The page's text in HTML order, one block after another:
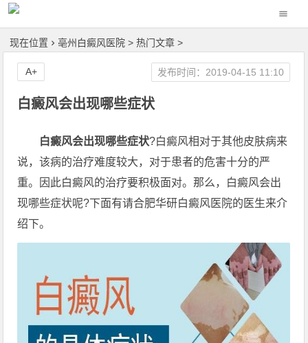
现在位置 亳州白癜风医院 >热门文章 >
白癜风会出现哪些症状
发布时间：2019-04-15 11:10
A+
白癜风会出现哪些症状?白癜风相对于其他皮肤病来
说，该病的治疗难度较大，对于患者的危害十分的严
重。因此白癜风的治疗要积极面对。那么，白癜风会出
现哪些症状呢?下面有请合肥华研白癜风医院的医生来介
绍下。